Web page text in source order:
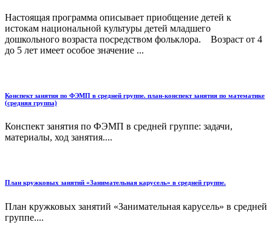
Настоящая программа описывает приобщение детей к
истокам национальной культуры детей младшего
дошкольного возраста посредством фольклора. Возраст от 4
до 5 лет имеет особое значение ...
Конспект занятия по ФЭМП в средней группе. план-конспект занятия по математике
(средняя группа)
Конспект занятия по ФЭМП в средней группе: задачи,
материалы, ход занятия....
План кружковых занятий «Занимательная карусель» в средней группе.
План кружковых занятий «Занимательная карусель» в средней
группе....